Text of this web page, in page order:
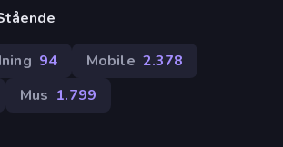
94 Mobile 2.378
Mus 1.799